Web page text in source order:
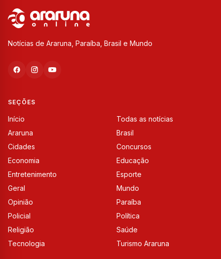
Notícias de Araruna, Paraíba, Brasil e Mundo
SEÇÕES
Início
Todas as notícias
Araruna
Brasil
Cidades
Concursos
Economia
Educação
Entretenimento
Esporte
Geral
Mundo
Opinião
Paraíba
Policial
Política
Religião
Saúde
Tecnologia
Turismo Araruna